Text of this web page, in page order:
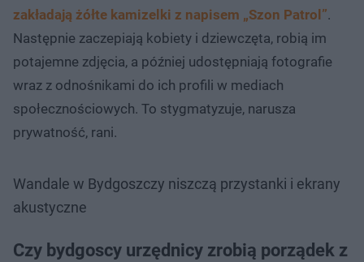
zakładają żółte kamizelki z napisem „Szon Patrol”.
Następnie zaczepiają kobiety i dziewczęta, robią im
potajemne zdjęcia, a później udostępniają fotografie
wraz z odnośnikami do ich profili w mediach
społecznościowych. To stygmatyzuje, narusza
prywatność, rani.
Wandale w Bydgoszczy niszczą przystanki i ekrany
akustyczne
Czy bydgoscy urzędnicy zrobią porządek z